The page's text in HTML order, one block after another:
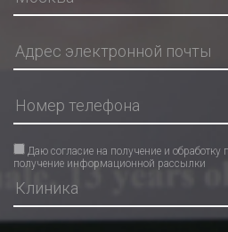
Даю согласие на получение и
получение информационной рассылки